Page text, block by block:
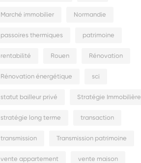
Marché immobilier Normandie
passoires thermiques patrimoine
rentabilité Rouen Rénovation
Rénovation énergétique sci
statut bailleur privé Stratégie Immobilière
stratégie long terme transaction
transmission Transmission patrimoine
vente appartement vente maison